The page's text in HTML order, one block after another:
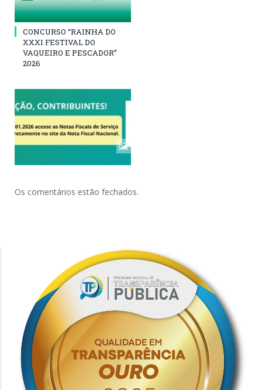
CONCURSO “RAINHA DO
XXXI FESTIVAL DO
VAQUEIRO E PESCADOR”
2026
Os comentários estão fechados.